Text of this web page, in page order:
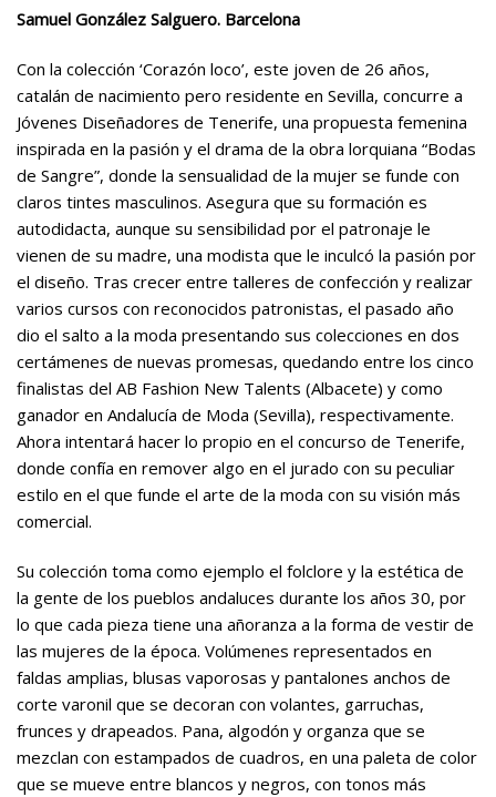
Samuel González Salguero. Barcelona
Con la colección ‘Corazón loco’, este joven de 26 años,
catalán de nacimiento pero residente en Sevilla, concurre a
Jóvenes Diseñadores de Tenerife, una propuesta femenina
inspirada en la pasión y el drama de la obra lorquiana “Bodas
de Sangre”, donde la sensualidad de la mujer se funde con
claros tintes masculinos. Asegura que su formación es
autodidacta, aunque su sensibilidad por el patronaje le
vienen de su madre, una modista que le inculcó la pasión por
el diseño. Tras crecer entre talleres de confección y realizar
varios cursos con reconocidos patronistas, el pasado año
dio el salto a la moda presentando sus colecciones en dos
certámenes de nuevas promesas, quedando entre los cinco
finalistas del AB Fashion New Talents (Albacete) y como
ganador en Andalucía de Moda (Sevilla), respectivamente.
Ahora intentará hacer lo propio en el concurso de Tenerife,
donde confía en remover algo en el jurado con su peculiar
estilo en el que funde el arte de la moda con su visión más
comercial.
Su colección toma como ejemplo el folclore y la estética de
la gente de los pueblos andaluces durante los años 30, por
lo que cada pieza tiene una añoranza a la forma de vestir de
las mujeres de la época. Volúmenes representados en
faldas amplias, blusas vaporosas y pantalones anchos de
corte varonil que se decoran con volantes, garruchas,
frunces y drapeados. Pana, algodón y organza que se
mezclan con estampados de cuadros, en una paleta de color
que se mueve entre blancos y negros, con tonos más